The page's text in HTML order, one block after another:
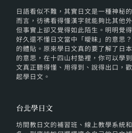
日語看似不難，其實日文是一種神秘
而言，彷彿看得懂漢字就能夠比其他
但事實上卻又覺得如此陌生。明明覺
好久還不懂日文當中「曖昧」的意思
的體貼。原來學日文真的要了解了日
的意思，在十四山村塾裡，你可以學
文真正聽得懂、用得到、說得出口，
起學日文。
台北學日文
坊間教日文的補習班、線上教學系統